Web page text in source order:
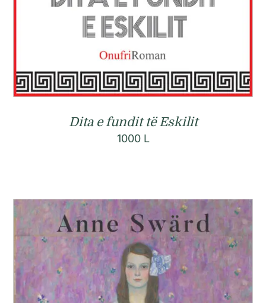
Dita e fundit të Eskilit
1000 L